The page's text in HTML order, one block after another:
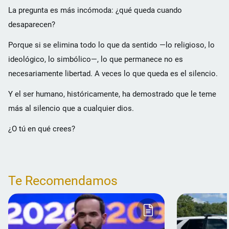
La pregunta es más incómoda: ¿qué queda cuando
desaparecen?
Porque si se elimina todo lo que da sentido —lo religioso, lo
ideológico, lo simbólico—, lo que permanece no es
necesariamente libertad. A veces lo que queda es el silencio.
Y el ser humano, históricamente, ha demostrado que le teme
más al silencio que a cualquier dios.
¿O tú en qué crees?
Te Recomendamos